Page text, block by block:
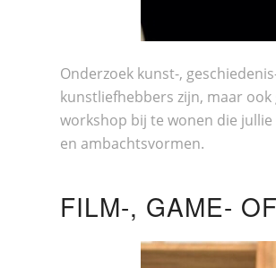
Onderzoek kunst-,
kunstliefhebbers zijn, maar
workshop bij te wonen die
en ambachtsvormen.
FILM-, GAME-